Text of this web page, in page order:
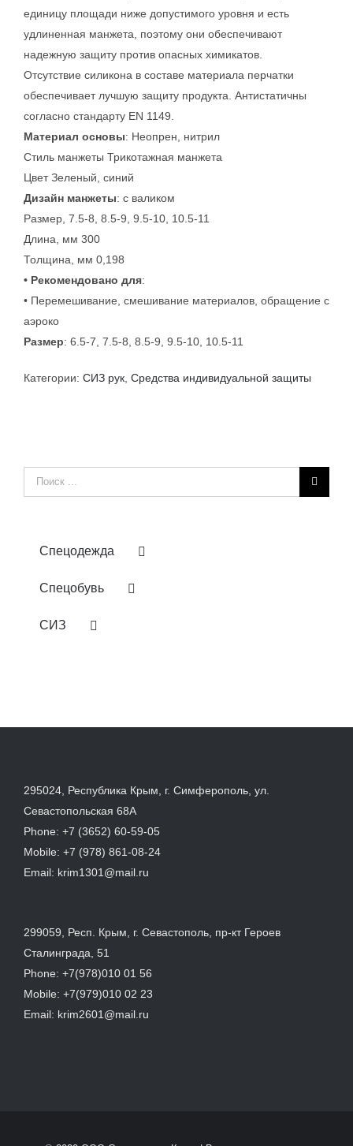
единицу площади ниже допустимого уровня и есть
удлиненная манжета, поэтому они обеспечивают
надежную защиту против опасных химикатов.
Отсутствие силикона в составе материала перчатки
обеспечивает лучшую защиту продукта. Антистатичны
согласно стандарту EN 1149.
Материал основы: Неопрен, нитрил
Стиль манжеты Трикотажная манжета
Цвет Зеленый, синий
Дизайн манжеты: с валиком
Размер, 7.5-8, 8.5-9, 9.5-10, 10.5-11
Длина, мм 300
Толщина, мм 0,198
• Рекомендовано для:
• Перемешивание, смешивание материалов, обращение с
аэроко
Размер: 6.5-7, 7.5-8, 8.5-9, 9.5-10, 10.5-11
Категории: СИЗ рук Средства индивидуальной защиты
Результат
поиска:
Спецодежда
Спецобувь
СИЗ
295024, Республика Крым, г. Симферополь, ул.
Севастопольская 68А
Phone: +7 (3652) 60-59-05
Mobile: +7 (978) 861-08-24
Email: krim1301@mail.ru
299059, Респ. Крым, г. Севастополь, пр-кт Героев
Сталинграда, 51
Phone: +7(978)010 01 56
Mobile: +7(979)010 02 23
Email: krim2601@mail.ru